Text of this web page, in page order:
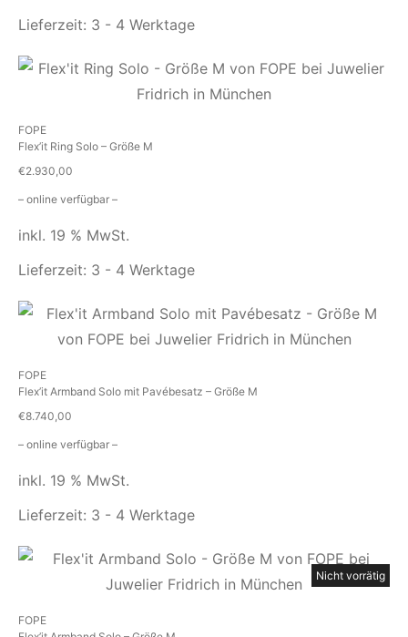
Lieferzeit: 3 - 4 Werktage
FOPE
Flex’it Ring Solo – Größe M
€2.930,00
– online verfügbar –
inkl. 19 % MwSt.
Lieferzeit: 3 - 4 Werktage
FOPE
Flex’it Armband Solo mit Pavébesatz – Größe M
€8.740,00
– online verfügbar –
inkl. 19 % MwSt.
Lieferzeit: 3 - 4 Werktage
Nicht vorrätig
FOPE